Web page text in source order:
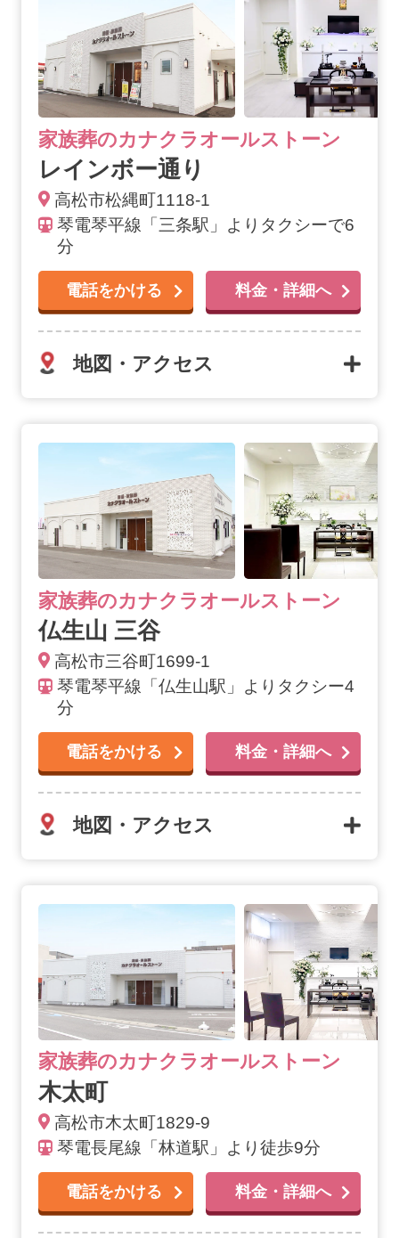
家族葬のカナクラオールストーン
レインボー通り
高松市松縄町1118-1
琴電琴平線「三条駅」よりタクシーで6
分
電話をかける 料金・詳細へ
地図・アクセス
家族葬のカナクラオールストーン
仏生山 三谷
高松市三谷町1699-1
琴電琴平線「仏生山駅」よりタクシー4
分
電話をかける 料金・詳細へ
地図・アクセス
家族葬のカナクラオールストーン
木太町
高松市木太町1829-9
琴電長尾線「林道駅」より徒歩9分
電話をかける 料金・詳細へ